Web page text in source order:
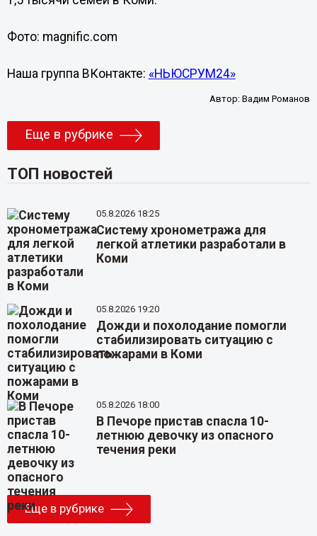
Фото: magnific.com
Наша группа ВКонтакте: «НЬЮСРУМ24»
Автор:Вадим Романов
Еще в рубрике
ТОП новостей
05.8.2026 18:25
Систему хронометража для
легкой атлетики разработали в
Коми
05.8.2026 19:20
Дожди и похолодание помогли
стабилизировать ситуацию с
пожарами в Коми
05.8.2026 18:00
В Печоре пристав спасла 10-
летнюю девочку из опасного
течения реки
Еще в рубрике